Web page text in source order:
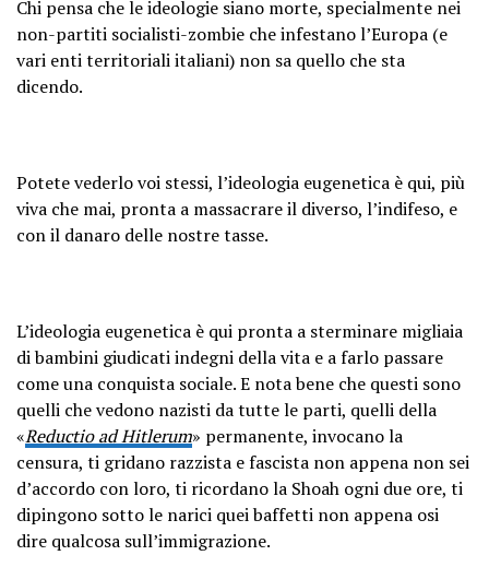
Chi pensa che le ideologie siano morte, specialmente nei
non-partiti socialisti-zombie che infestano l’Europa (e
vari enti territoriali italiani) non sa quello che sta
dicendo.
Potete vederlo voi stessi, l’ideologia eugenetica è qui, più
viva che mai, pronta a massacrare il diverso, l’indifeso, e
con il danaro delle nostre tasse.
L’ideologia eugenetica è qui pronta a sterminare migliaia
di bambini giudicati indegni della vita e a farlo passare
come una conquista sociale. E nota bene che questi sono
quelli che vedono nazisti da tutte le parti, quelli della
«Reductio ad Hitlerum» permanente, invocano la
censura, ti gridano razzista e fascista non appena non sei
d’accordo con loro, ti ricordano la Shoah ogni due ore, ti
dipingono sotto le narici quei baffetti non appena osi
dire qualcosa sull’immigrazione.